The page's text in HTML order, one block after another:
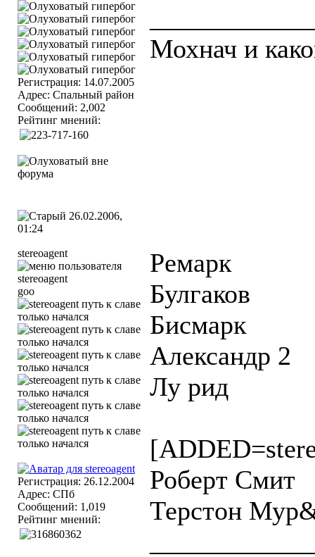
Регистрация: 14.07.2005
Адрес: Спальный район
Сообщений: 2,002
Рейтинг мнений:
Мохнач и
26.02.2006,
01:24
stereoagent
goo
Регистрация: 26.12.2004
Адрес: СПб
Сообщений: 1,019
Рейтинг мнений:
Ремарк
Булгаков
Бисмарк
Александр 2
Лу рид
Роберт Смит
Терстон